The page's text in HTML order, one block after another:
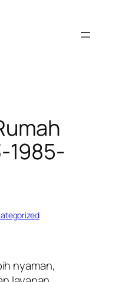
1985-
nyaman,